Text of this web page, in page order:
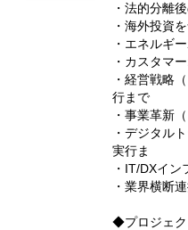
・法的分離
・海外投資
・エネルギ
・カスタマ
・経営戦略
行まで
・事業革新
・デジタル
実行ま
・IT/DXイ
・業界横断
◆プロジェク